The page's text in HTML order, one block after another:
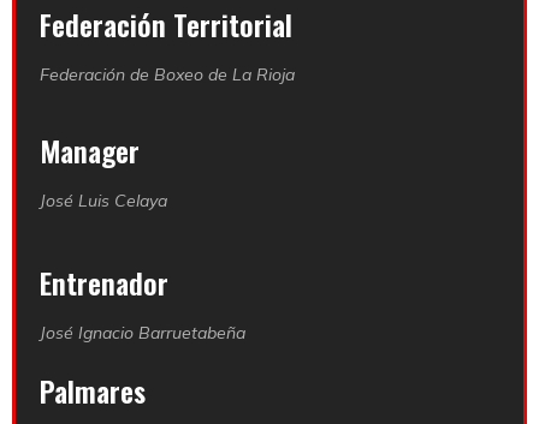
Federación Territorial
Federación de Boxeo de La Rioja
Manager
José Luis Celaya
Entrenador
José Ignacio Barruetabeña
Palmares